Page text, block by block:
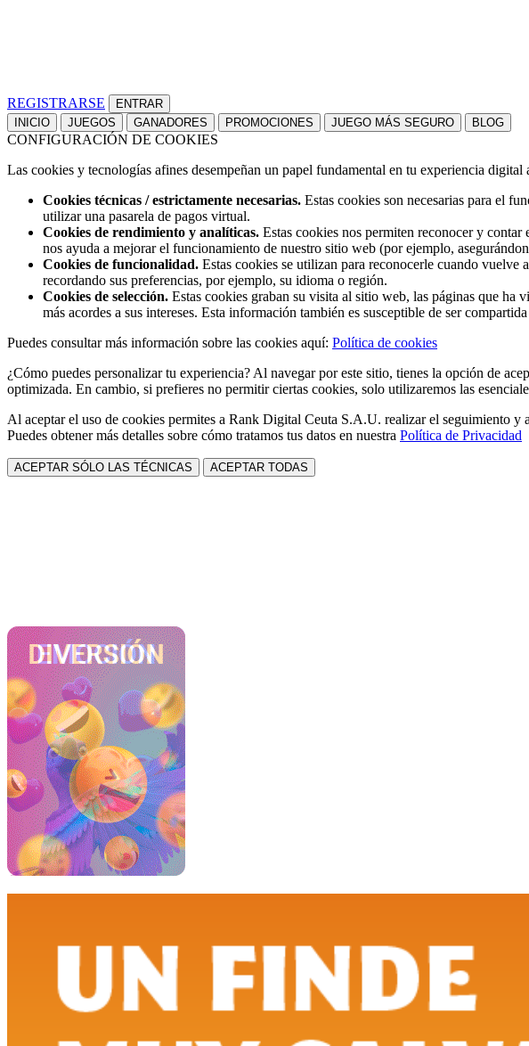
REGISTRARSE
INICIO JUEGOS GANADORES PROMOCIONES JUEGO MÁS SEGURO BLOG
CONFIGURACIÓN DE COOKIES
Las cookies y tecnologías afines desempeñan un papel fundamental en tu experiencia
Cookies técnicas / estrictamente necesarias. Estas cookies son necesarias para el
utilizar una pasarela de pagos virtual.
Cookies de rendimiento y analíticas. Estas cookies nos permiten reconocer y
nos ayuda a mejorar el funcionamiento de nuestro sitio web (por ejemplo,
Cookies de funcionalidad. Estas cookies se utilizan para reconocerle cuando
recordando sus preferencias, por ejemplo, su idioma o región.
Cookies de selección. Estas cookies graban su visita al sitio web, las páginas que ha
más acordes a sus intereses. Esta información también es susceptible de ser
Puedes consultar más información sobre las cookies aquí: Política de cookies
¿Cómo puedes personalizar tu experiencia? Al navegar por este sitio, tienes la opción de
optimizada. En cambio, si prefieres no permitir ciertas cookies, solo utilizaremos las
Al aceptar el uso de cookies permites a Rank Digital Ceuta S.A.U. realizar el seguimiento
Puedes obtener más detalles sobre cómo tratamos tus datos en nuestra Política de Privacidad
ACEPTAR SÓLO LAS TÉCNICAS ACEPTAR TODAS